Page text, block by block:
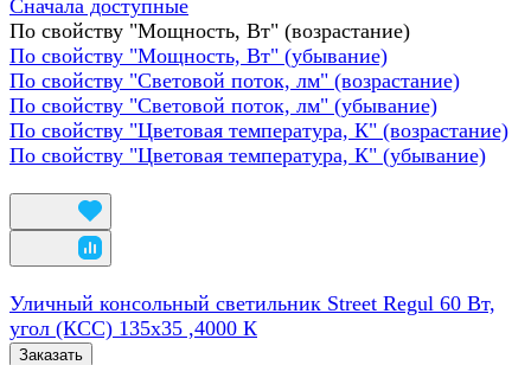
Сначала доступные
По свойству "Мощность, Вт" (возрастание)
По свойству "Мощность, Вт" (убывание)
По свойству "Световой поток, лм" (возрастание)
По свойству "Световой поток, лм" (убывание)
По свойству "Цветовая температура, К" (возрастание)
По свойству "Цветовая температура, К" (убывание)
Уличный консольный светильник Street Regul 60 Вт,
угол (КСС) 135х35 ,4000 К
Заказать